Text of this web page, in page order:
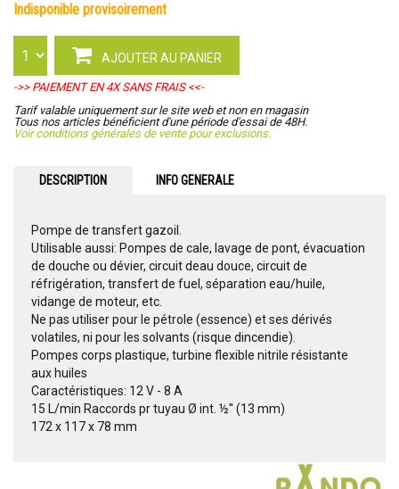
indisponible provisoirement
AJOUTER AU PANIER
->> PAIEMENT EN 4X SANS FRAIS <<-
Tarif valable uniquement sur le site web et non en magasin
Tous nos articles bénéficient d'une période d'essai de 48H.
Voir conditions générales de vente pour exclusions.
DESCRIPTION INFO GENERALE
Pompe de transfert gazoil.
Utilisable aussi: Pompes de cale, lavage de pont, évacuation
de douche ou dévier, circuit deau douce, circuit de
réfrigération, transfert de fuel, séparation eau/huile,
vidange de moteur, etc.
Ne pas utiliser pour le pétrole (essence) et ses dérivés
volatiles, ni pour les solvants (risque dincendie).
Pompes corps plastique, turbine flexible nitrile résistante
aux huiles
Caractéristiques: 12 V - 8 A
15 L/min Raccords pr tuyau Ø int. ½'' (13 mm)
172 x 117 x 78 mm